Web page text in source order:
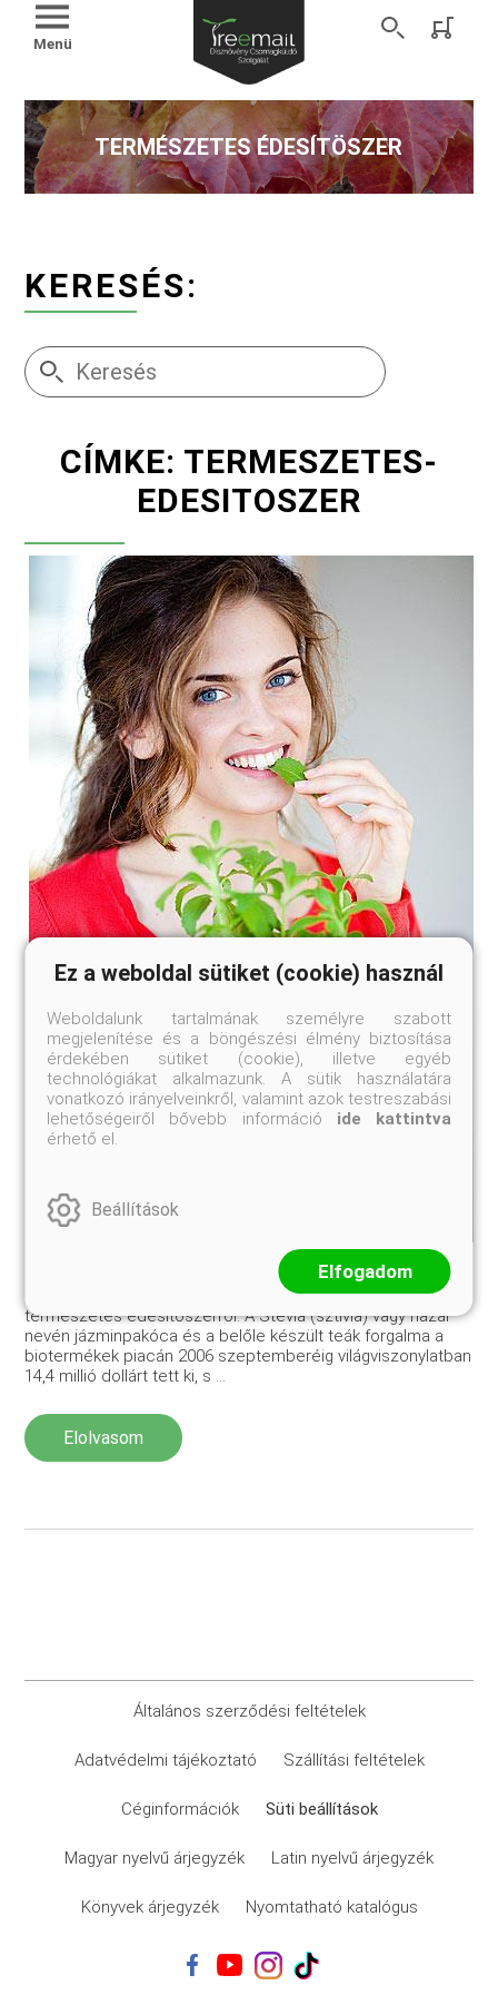
Menü
TERMÉSZETES ÉDESÍTÖSZER
KERESÉS:
CÍMKE: TERMESZETES-
EDESITOSZER
Te mindent tudsz a Stevia-ról?
Összeszedtük, mit lehet tudni erről a szuper és
természetes édesítőszerről. A Stevia (sztívia) vagy hazai
nevén jázminpakóca és a belőle készült teák forgalma a
biotermékek piacán 2006 szeptemberéig világviszonylatban
14,4 millió dollárt tett ki, s ...
Elolvasom
Általános szerződési feltételek
Adatvédelmi tájékoztató Szállítási feltételek
Céginformációk Süti beállítások
Magyar nyelvű árjegyzék Latin nyelvű árjegyzék
Könyvek árjegyzék Nyomtatható katalógus
Ez a weboldal sütiket (cookie) használ
Weboldalunk tartalmának személyre szabott
megjelenítése és a böngészési élmény biztosítása
érdekében sütiket (cookie), illetve egyéb
technológiákat alkalmazunk. A sütik használatára
vonatkozó irányelveinkről, valamint azok testreszabási
lehetőségeiről bővebb információ ide kattintva
érhető el.
Beállítások
Elfogadom